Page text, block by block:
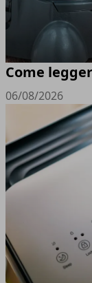
Come
06/08/2026